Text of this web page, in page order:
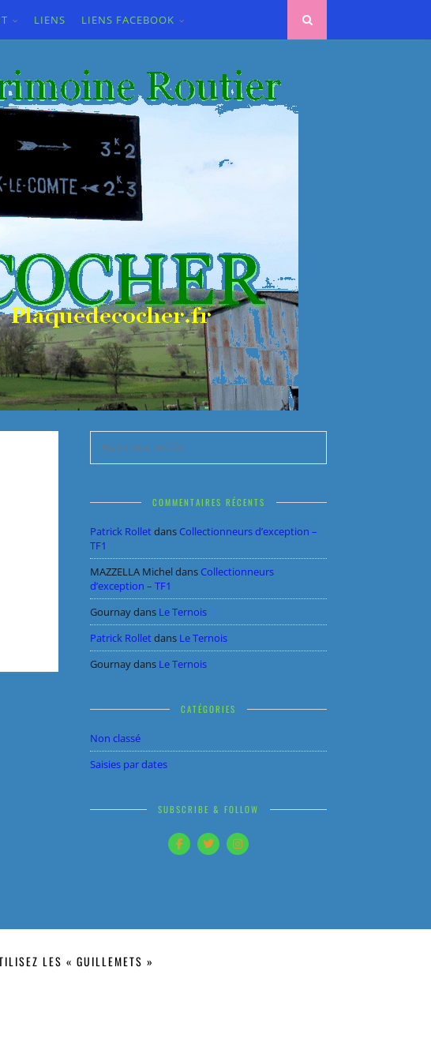
LIENS LIENS FACEBOOK
COMMENTAIRES RÉCENTS
Patrick Rolletdans Collectionneurs d’exception –
TF1
MAZZELLA Micheldans Collectionneurs
d’exception – TF1
Gournaydans Le Ternois
Patrick Rolletdans Le Ternois
Gournaydans Le Ternois
CATÉGORIES
Non classé
Saisies par dates
SUBSCRIBE & FOLLOW
LES « GUILLEMETS »